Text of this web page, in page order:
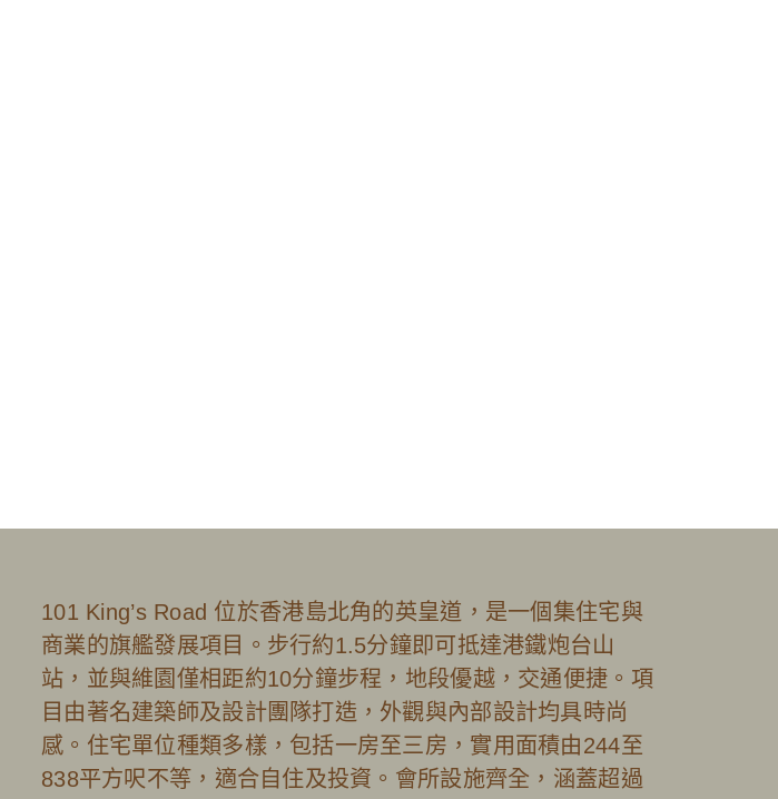
101 King’s Road 位於香港島北角的英皇道，是一個集住宅與
商業的旗艦發展項目。步行約1.5分鐘即可抵達港鐵炮台山
站，並與維園僅相距約10分鐘步程，地段優越，交通便捷。項
目由著名建築師及設計團隊打造，外觀與內部設計均具時尚
感。住宅單位種類多樣，包括一房至三房，實用面積由244至
838平方呎不等，適合自住及投資。會所設施齊全，涵蓋超過